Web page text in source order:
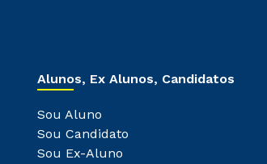
Alunos, Ex Alunos, Candidatos
Sou Aluno
Sou Candidato
Sou Ex-Aluno